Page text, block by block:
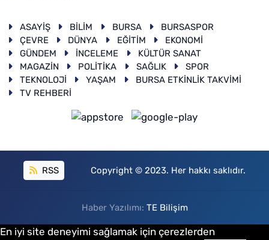
ASAYİŞ BİLİM BURSA
BURSASPOR
ÇEVRE
DÜNYA EĞİTİM
EKONOMİ
GÜNDEM
İNCELEME
KÜLTÜR SANAT
MAGAZİN
POLİTİKA SAĞLIK
SPOR
TEKNOLOJİ
YAŞAM
BURSA ETKİNLİK TAKVİMİ
TV REHBERİ
RSS Copyright © 2023. Her hakkı saklıdır.
Haber Yazılımı: TE Bilişim
En iyi site deneyimi sağlamak için çerezlerden